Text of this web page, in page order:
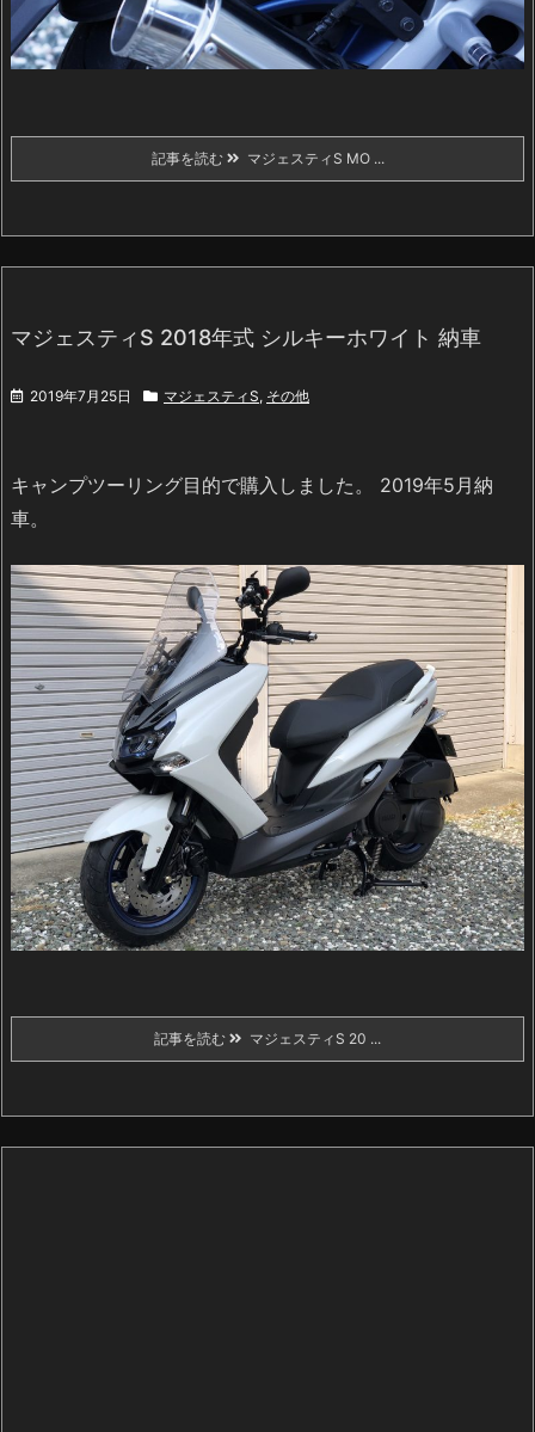
記事を読む マジェスティS MO ...
マジェスティS 2018年式 シルキーホワイト 納車
2019年7月25日 マジェスティS, その他
キャンプツーリング目的で購入しました。 2019年5月納
車。
記事を読む マジェスティS 20 ...